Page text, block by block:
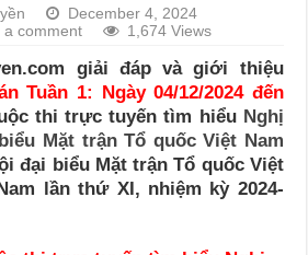
December 4, 2024
a comment 1,674 Views
giải đáp và giới thiệu
Tuần 1: Ngày 04/12/2024 đến
thi trực tuyến tìm hiểu Nghị
Mặt trận Tổ quốc Việt Nam
đại biểu Mặt trận Tổ quốc Việt
lần thứ XI, nhiệm kỳ 2024-